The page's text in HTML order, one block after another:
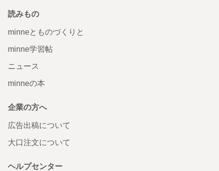
読みもの
minneとものづくりと
minne学習帖
ニュース
minneの本
企業の方へ
広告出稿について
大口注文について
ヘルプセンター